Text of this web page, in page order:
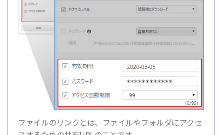
ファイルのリンクとは、ファイルやフォルダにアクセ